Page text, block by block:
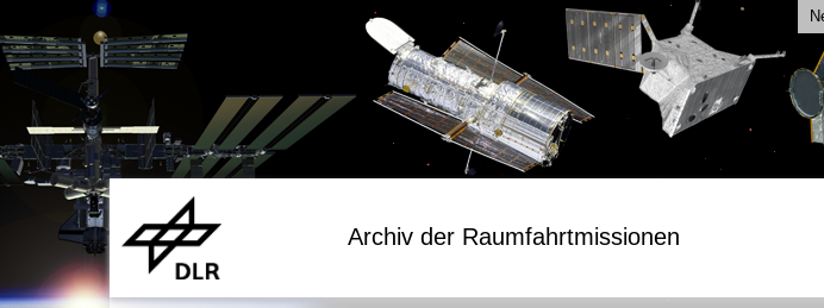
Archiv der Raumfahrtmissionen